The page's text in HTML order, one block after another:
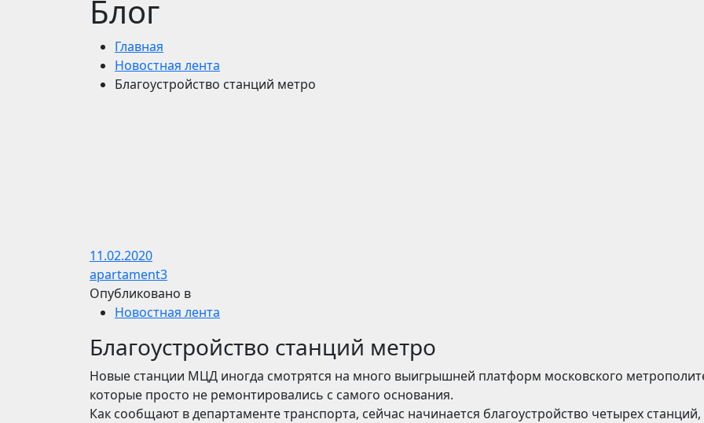
Блог
Главная
Новостная лента
Благоустройство станций метро
11.02.2020
apartament3
Опубликовано в
Новостная лента
Благоустройство станций метро
Новые станции МЦД иногда смотрятся на много выигрышней платформ московского
которые просто не ремонтировались с самого основания.
Как сообщают в департаменте транспорта, сейчас начинается благоустройство четырех станций,